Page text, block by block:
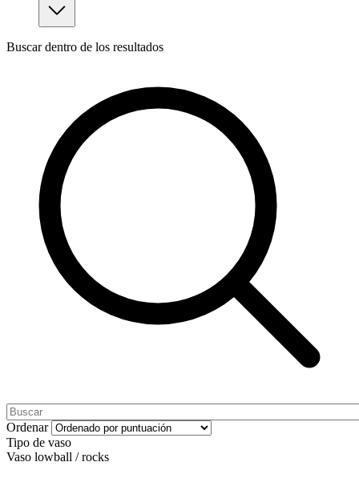
Buscar dentro de los resultados
Ordenar
Tipo de vaso
Vaso lowball / rocks